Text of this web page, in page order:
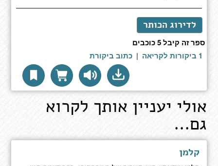
לדירוג הכותר
ספר זה קיבל 5 כוכבים
1 ביקורות לקריאה
| כתוב ביקורת
אולי יעניין אותך לקרוא
גם...
קלמן